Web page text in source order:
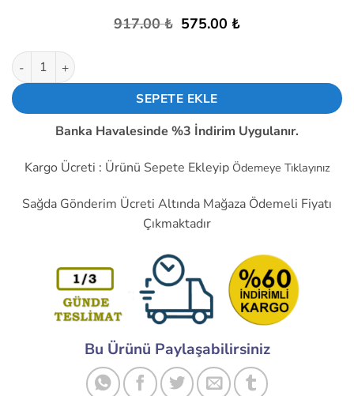
917.00₺ Orijinal
575.00 ₺Şu
Karbon Isıtıcı Film 75x80 Cm Hazır Kablolu Fişli Kafes Kümes
SEPETE EKLE
Banka Havalesinde %3 İndirim Uygulanır.
Kargo Ücreti : Ürünü Sepete Ekleyip Ödemeye Tıklayınız
Sağda Gönderim Ücreti Altında Mağaza Ödemeli Fiyatı
Çıkmaktadır
Bu Ürünü Paylaşabilirsiniz